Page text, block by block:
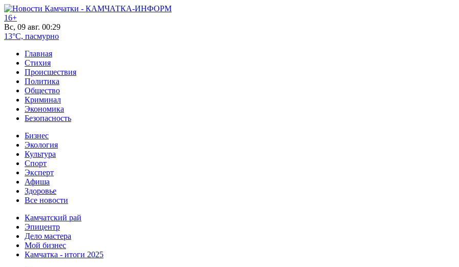
16+
Вс, 09 авг. 00:29
13°C, пасмурно
Главная
Стихия
Происшествия
Политика
Общество
Криминал
Экономика
Безопасность
Бизнес
Экология
Культура
Спорт
Эксперт
Афиша
Здоровье
Все новости
Камчатский рай
Эпицентр
Дело мастера
Мой бизнес
Камчатка - итоги 2025